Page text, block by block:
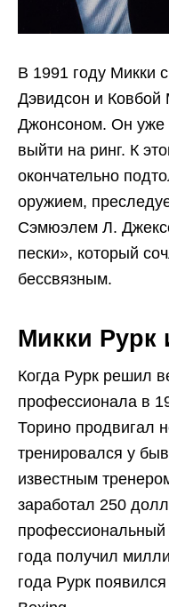
В 1991 году Микки
Дэвидсон и
Джонсоном. Он уже
выйти на ринг. К
окончательно
оружием,
Сэмюэлем Л.
пески», который
бессвязным.
Микки Рурк
Когда Рурк решил
профессионала в
Торино продвигал
тренировался у
известным
заработал 250
профессиональный
года получил
года Рурк